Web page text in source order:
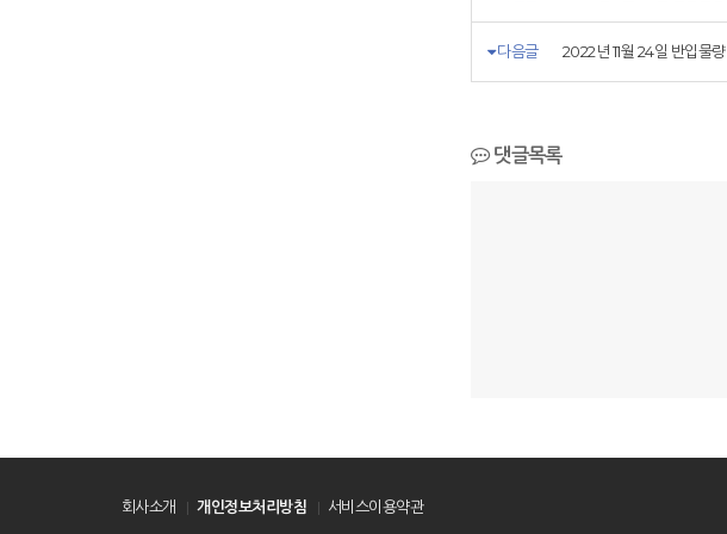
다음글 2022년 11월 24일 반입물량
댓글목록
회사소개 개인정보처리방침 서비스이용약관